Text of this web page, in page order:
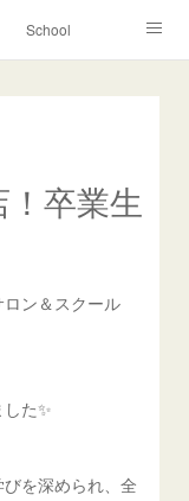
School
卒業生
ン＆スクール
た✨
を深められ、全